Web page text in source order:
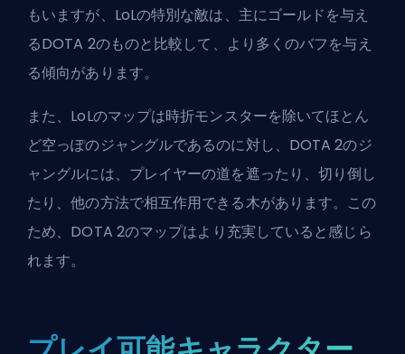
もいますが、LoLの特別な敵は、主にゴールドを与え
るDOTA 2のものと比較して、より多くのバフを与え
る傾向があります。
また、LoLのマップは時折モンスターを除いてほとん
ど空っぽのジャングルであるのに対し、DOTA 2のジ
ャングルには、プレイヤーの道を遮ったり、切り倒し
たり、他の方法で相互作用できる木があります。この
ため、DOTA 2のマップはより充実していると感じら
れます。